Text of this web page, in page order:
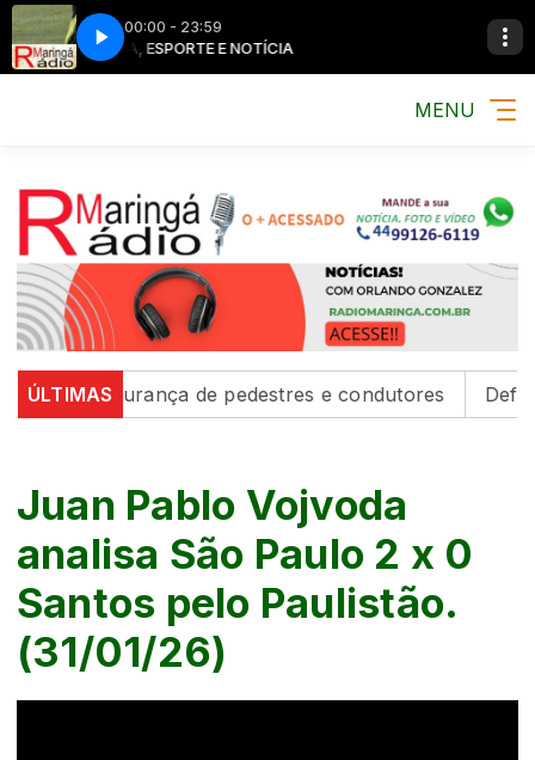
00:00 - 23:59
MÚSICA, ESPORTE E NOTÍCIA
MENU
ÚLTIMAS
segurança de pedestres e condutores Defesa
Juan Pablo Vojvoda
analisa São Paulo 2 x 0
Santos pelo Paulistão.
(31/01/26)